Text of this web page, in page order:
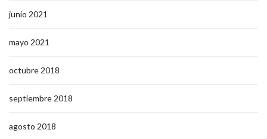
junio 2021
mayo 2021
octubre 2018
septiembre 2018
agosto 2018